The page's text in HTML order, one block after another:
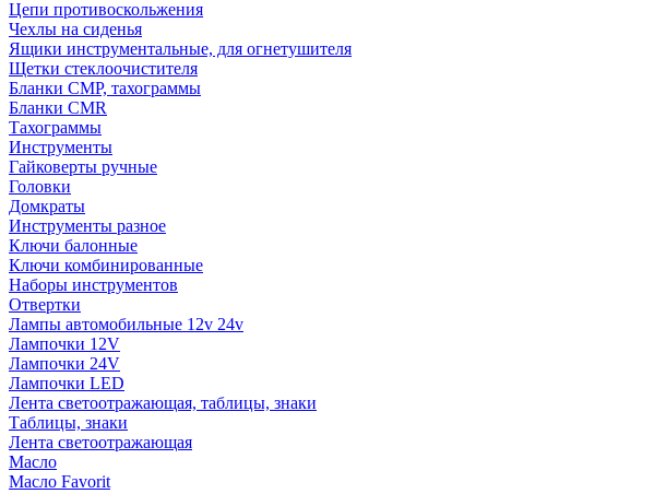
Цепи противоскольжения
Чехлы на сиденья
Ящики инструментальные, для огнетушителя
Щетки стеклоочистителя
Бланки СМР, тахограммы
Бланки CMR
Тахограммы
Инструменты
Гайковерты ручные
Головки
Домкраты
Инструменты разное
Ключи балонные
Ключи комбинированные
Наборы инструментов
Отвертки
Лампы автомобильные 12v 24v
Лампочки 12V
Лампочки 24V
Лампочки LED
Лента светоотражающая, таблицы, знаки
Таблицы, знаки
Лента светоотражающая
Масло
Масло Favorit